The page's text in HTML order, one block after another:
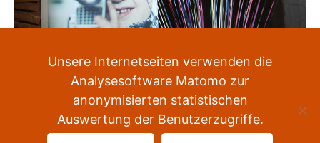
Unsere Internetseiten verwenden die
Analysesoftware Matomo zur
anonymisierten statistischen
Auswertung der Benutzerzugriffe.